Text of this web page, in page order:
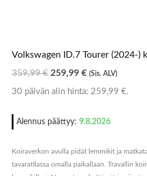
Volkswagen ID.7 Tourer (2024-)
359,99€ 259,99 € (Sis. ALV)
30 päivän alin hinta: 259,99 €.
Alennus päättyy: 9.8.2026
Koiraverkon avulla pidät lemmikit ja
tavaratilassa omalla paikallaan. Travallin